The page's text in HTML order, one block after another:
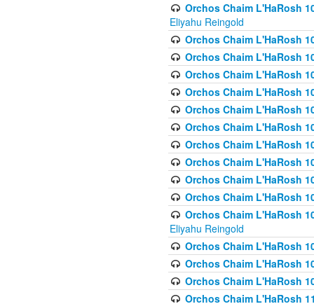
Orchos Chaim L'HaRosh
Eliyahu Reingold
Orchos Chaim L'HaRosh
Orchos Chaim L'HaRosh
Orchos Chaim L'HaRosh
Orchos Chaim L'HaRosh
Orchos Chaim L'HaRosh
Orchos Chaim L'HaRosh
Orchos Chaim L'HaRosh
Orchos Chaim L'HaRosh
Orchos Chaim L'HaRosh
Orchos Chaim L'HaRosh
Orchos Chaim L'HaRosh
Eliyahu Reingold
Orchos Chaim L'HaRosh
Orchos Chaim L'HaRosh
Orchos Chaim L'HaRosh
Orchos Chaim L'HaRosh